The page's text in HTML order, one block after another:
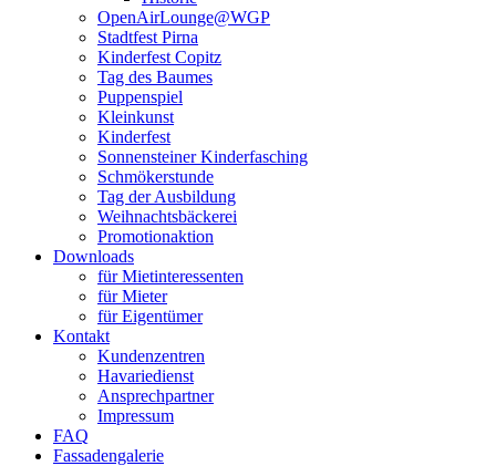
OpenAirLounge@WGP
Stadtfest Pirna
Kinderfest Copitz
Tag des Baumes
Puppenspiel
Kleinkunst
Kinderfest
Sonnensteiner Kinderfasching
Schmökerstunde
Tag der Ausbildung
Weihnachtsbäckerei
Promotionaktion
Downloads
für Mietinteressenten
für Mieter
für Eigentümer
Kontakt
Kundenzentren
Havariedienst
Ansprechpartner
Impressum
FAQ
Fassadengalerie